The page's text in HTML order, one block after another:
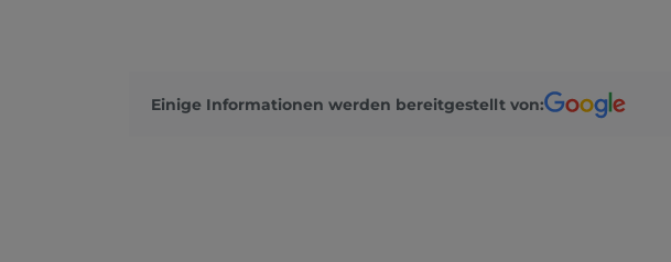
durch die romanische und gotische Kunst zu unternehmen.
Einige Informationen werden bereitgestellt von: